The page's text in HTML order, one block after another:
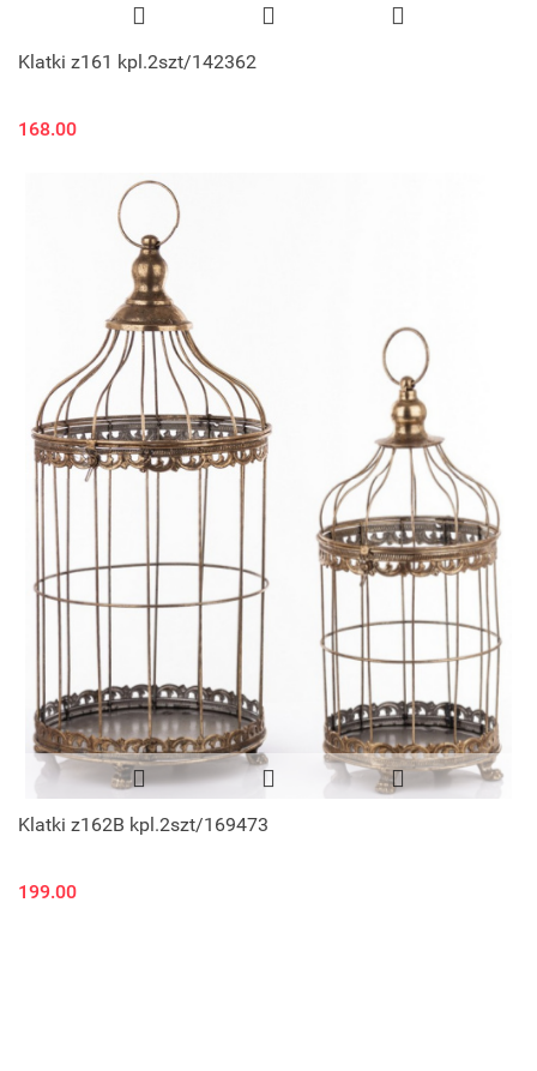
Klatki z161 kpl.2szt/142362
168.00
Klatki z162B kpl.2szt/169473
199.00